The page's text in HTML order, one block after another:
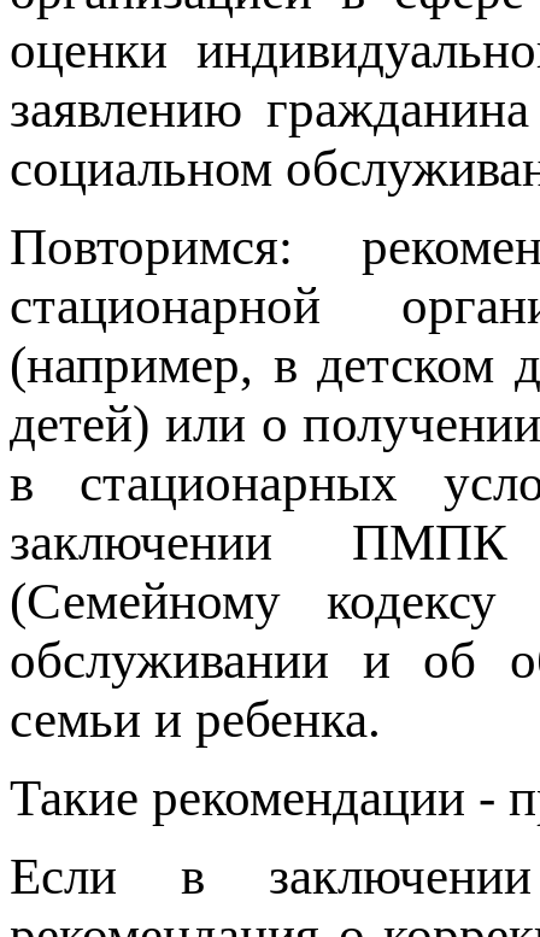
оценки
заявлению
социальном
Повторимся:
стационарной
(например, в детском
детей) или о
в стационарных
заключении ПМПК
(Семейному кодексу
обслуживании и об
семьи и ребенка.
Такие рекомендации
Если в